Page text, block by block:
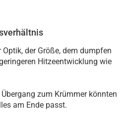
der Größe, dem dumpfen
Hitzeentwicklung wie
zum Krümmer könnten
am Ende passt.